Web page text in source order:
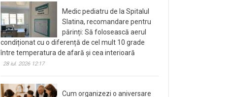
Medic pediatru de la Spitalul
Slatina, recomandare pentru
părinți: Să folosească aerul
condiționat cu o diferență de cel mult 10 grade
între temperatura de afară și cea interioară